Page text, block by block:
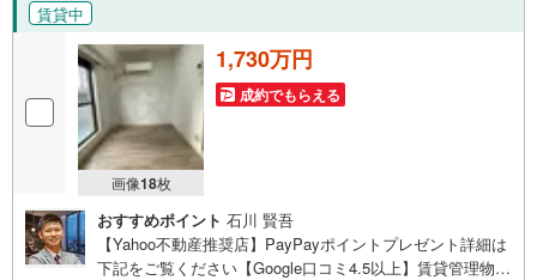
賃貸中
画像18枚
1,730万円
成約でもらえる
おすすめポイント 石川 賢吾
【Yahoo不動産推奨店】PayPayポイントプレゼント詳細は
下記をご覧ください【Google口コミ4.5以上】賃貸管理物件